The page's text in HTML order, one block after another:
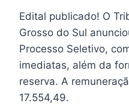
Edital publicado! O
Grosso do Sul
Processo Seletivo,
imediatas, além da
reserva. A
17.554,49.